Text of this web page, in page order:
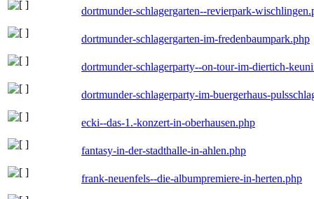
dortmunder-schlagergarten--revierpark-
dortmunder-schlagergarten-im-fredenbaumpark.php
dortmunder-schlagerparty--on-tour-im-diertich-
dortmunder-schlagerparty-im-buergerhaus-
ecki--das-1.-konzert-in-oberhausen.php
fantasy-in-der-stadthalle-in-ahlen.php
frank-neuenfels--die-albumpremiere-in-herten.php